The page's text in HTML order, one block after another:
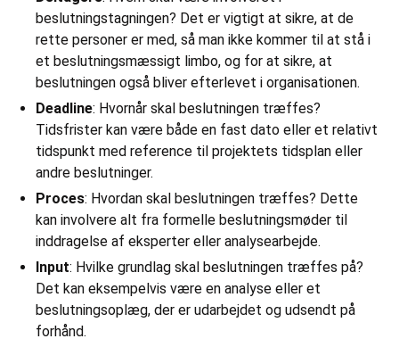
beslutningstagningen? Det er vigtigt at sikre, at de
rette personer er med, så man ikke kommer til at stå i
et beslutningsmæssigt limbo, og for at sikre, at
beslutningen også bliver efterlevet i organisationen.
Deadline: Hvornår skal beslutningen træffes?
Tidsfrister kan være både en fast dato eller et relativt
tidspunkt med reference til projektets tidsplan eller
andre beslutninger.
Proces: Hvordan skal beslutningen træffes? Dette
kan involvere alt fra formelle beslutningsmøder til
inddragelse af eksperter eller analysearbejde.
Input: Hvilke grundlag skal beslutningen træffes på?
Det kan eksempelvis være en analyse eller et
beslutningsoplæg, der er udarbejdet og udsendt på
forhånd.